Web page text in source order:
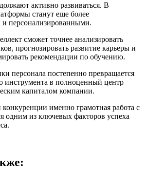
активно развиваться. В
станут еще более
персонализированными.
сможет точнее анализировать
прогнозировать развитие карьеры и
рекомендации по обучению.
персонала постепенно превращается
инструмента в полноценный центр
капиталом компании.
именно грамотная работа с
одним из ключевых факторов успеха